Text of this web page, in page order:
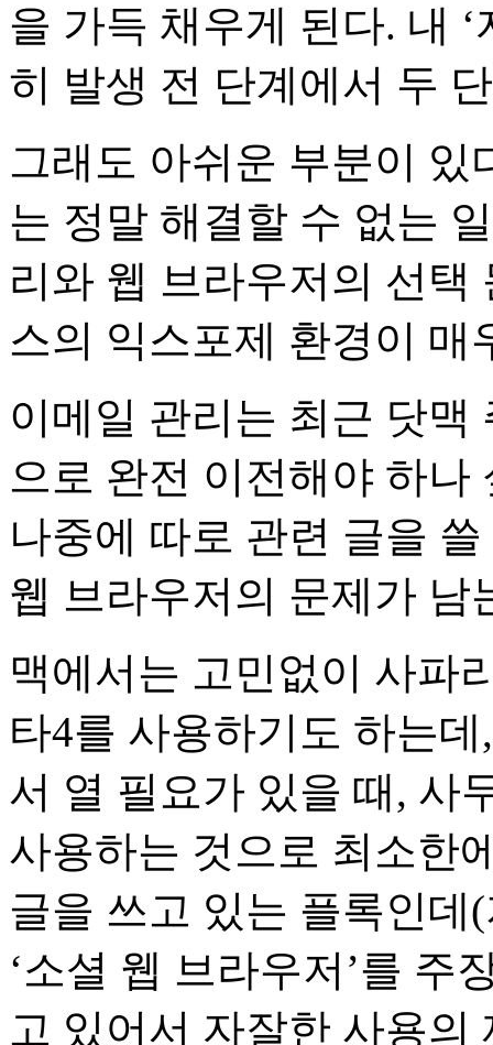
을 가득 채우게 된다. 내
히 발생 전 단계에서 두
그래도 아쉬운 부분이 있
는 정말 해결할 수 없는
리와 웹 브라우저의 선택
스의 익스포제 환경이 매
이메일 관리는 최근 닷맥
으로 완전 이전해야 하나
나중에 따로 관련 글을
웹 브라우저의 문제가 남
맥에서는 고민없이 사파
타4를 사용하기도 하는
서 열 필요가 있을 때, 사
사용하는 것으로 최소한
글을 쓰고 있는 플록인데
‘소셜 웹 브라우저’를 주
고 있어서 자잘한 사용의